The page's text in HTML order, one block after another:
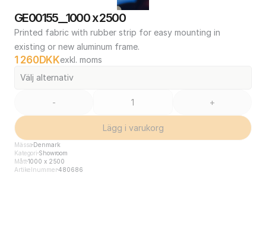
GE00155__1000 x 2500
Printed fabric with rubber strip for easy mounting in
existing or new aluminum frame.
1 260DKKexkl. moms
Välj alternativ
- +
Lägg i varukorg
Mässa Denmark
Kategori Showroom
Mått1000 x 2500
Artikelnummer480686